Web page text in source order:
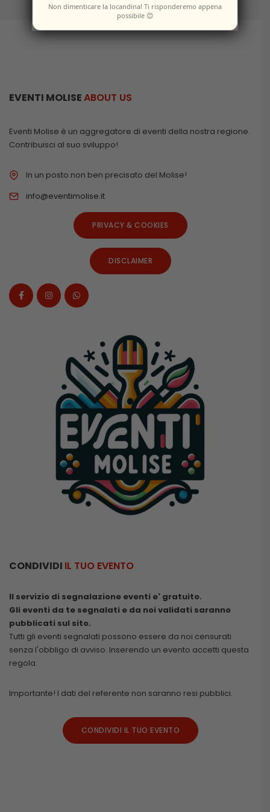
EVENTI MOLISEABOUT US
Eventi Molise è un aggregatore di eventi della nostra regione.
Contribuisci al suo sviluppo!
In un posto non ben precisato del Molise!
info@eventimolise.it
PRIVACY & COOKIES
DISCLAIMER
CONDIVIDI IL TUO EVENTO
Il servizio di segnalazione eventi e' gratuito.
Gli eventi da te segnalati e da noi validati saranno
pubblicati sul sito.
Tutti gli eventi segnalati possono essere da noi censurati
senza l'obbligo di avviso. Inserendo un evento accetti questa
regola.
Importante! I dati del referente non saranno resi pubblici.
CONDIVIDI IL TUO EVENTO
Non dimenticare la locandina! Ti risponderemo appena
possibile 😊